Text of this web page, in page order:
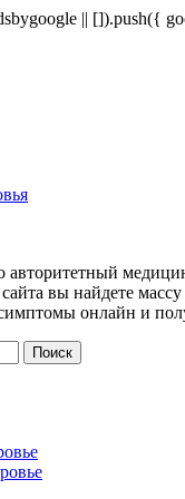
|| []).push({
вы найдете
онлайн и